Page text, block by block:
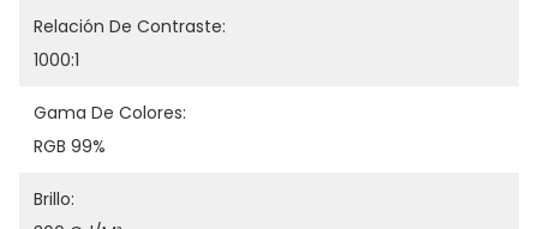
Relación De Contraste:
1000:1
Gama De Colores:
RGB 99%
Brillo: